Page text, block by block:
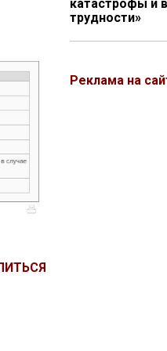
катастрофы и
трудности»
Реклама на